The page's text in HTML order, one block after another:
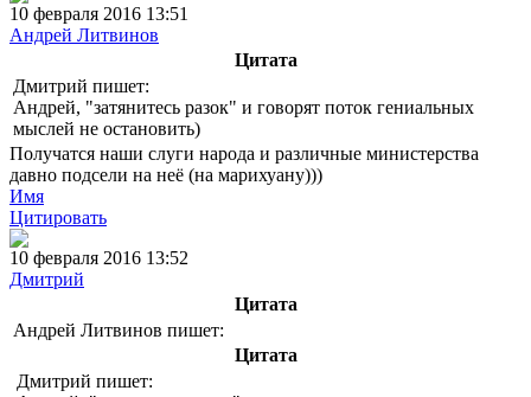
10 февраля 2016 13:51
Андрей Литвинов
Цитата
Дмитрий пишет:
Андрей, "затянитесь разок" и говорят поток гениальных
мыслей не остановить)
Получатся наши слуги народа и различные министерства
давно подсели на неё (на марихуану)))
Имя
Цитировать
10 февраля 2016 13:52
Дмитрий
Цитата
Андрей Литвинов пишет:
Цитата
Дмитрий пишет: